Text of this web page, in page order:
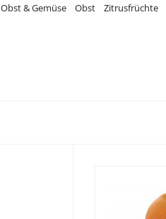
Obst & Gemüse Obst Zitrusfrüchte